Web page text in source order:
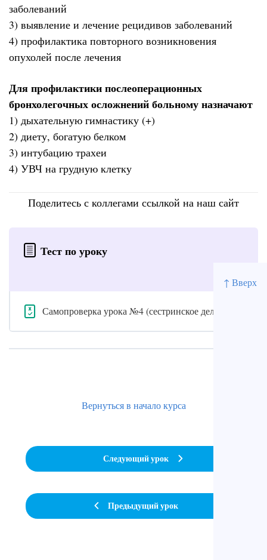
↑ Вверх
заболеваний
3) выявление и лечение рецидивов заболеваний
4) профилактика повторного возникновения
опухолей после лечения
Для профилактики послеоперационных
бронхолегочных осложнений больному назначают
1) дыхательную гимнастику (+)
2) диету, богатую белком
3) интубацию трахеи
4) УВЧ на грудную клетку
Поделитесь с коллегами ссылкой на наш сайт
Тест по уроку
Самопроверка урока №4 (сестринское дело)
Предыдущий урок
Вернуться в начало курса
Следующий урок